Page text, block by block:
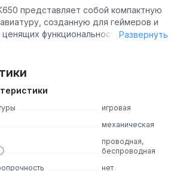
представляет собой компактную
созданную для геймеров и
функциональность, стиль и
вибраций и продуманную
его отличным выбором как для
баталий, так и для повседневной
65% форм-фактору (66 клавиш)
минимум места на рабочем столе,
для активных движений
дюймового TFT-экрана и
Развернуть
игровая
механическая
проводная,
беспроводная
нет